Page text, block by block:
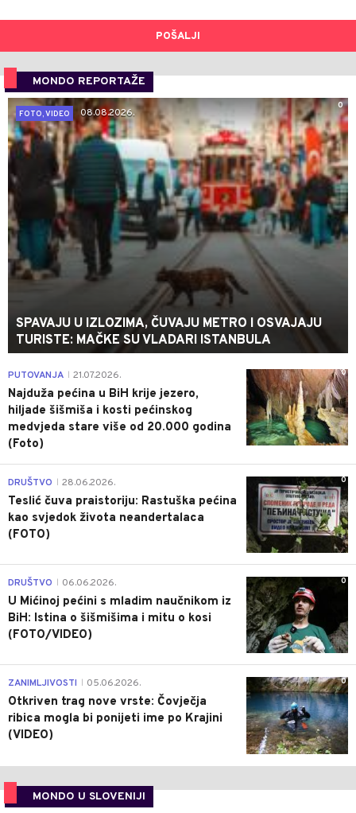
POŠALJI
MONDO REPORTAŽE
0
FOTO, VIDEO
08.08.2026.
SPAVAJU U IZLOZIMA, ČUVAJU METRO I OSVAJAJU
TURISTE: MAČKE SU VLADARI ISTANBULA
0
PUTOVANJA 21.07.2026.
Najduža pećina u BiH krije jezero,
hiljade šišmiša i kosti pećinskog
medvjeda stare više od 20.000 godina
(Foto)
0
DRUŠTVO 28.06.2026.
Teslić čuva praistoriju: Rastuška pećina
kao svjedok života neandertalaca
(FOTO)
0
DRUŠTVO 06.06.2026.
U Mićinoj pećini s mladim naučnikom iz
BiH: Istina o šišmišima i mitu o kosi
(FOTO/VIDEO)
0
ZANIMLJIVOSTI 05.06.2026.
Otkriven trag nove vrste: Čovječja
ribica mogla bi ponijeti ime po Krajini
(VIDEO)
MONDO U SLOVENIJI